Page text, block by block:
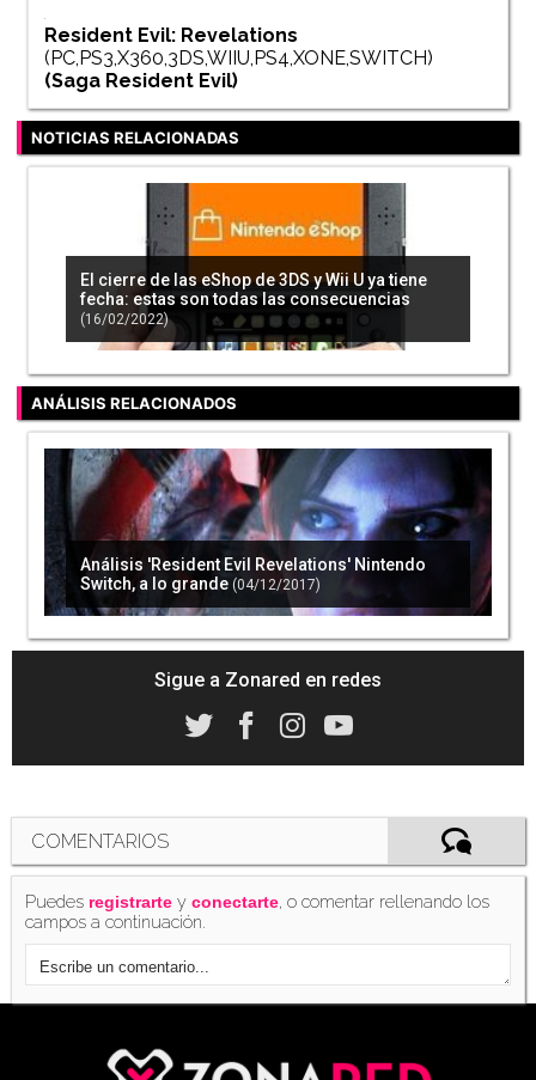
Resident Evil: Revelations
(PC,PS3,X360,3DS,WIIU,PS4,XONE,SWITCH)
(Saga Resident Evil)
NOTICIAS RELACIONADAS
El cierre de las eShop de 3DS y Wii U ya tiene
fecha: estas son todas las consecuencias
(16/02/2022)
ANÁLISIS RELACIONADOS
Análisis 'Resident Evil Revelations' Nintendo
Switch, a lo grande (04/12/2017)
Sigue a Zonared en redes
COMENTARIOS
Puedes registrarte yconectarte, o comentar rellenando los
campos a continuación.